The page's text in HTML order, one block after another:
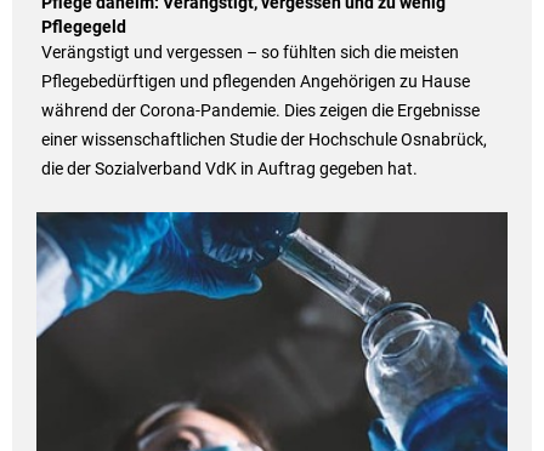
Pflegegeld
Verängstigt und vergessen – so fühlten sich die meisten
Pflegebedürftigen und pflegenden Angehörigen zu Hause
während der Corona-Pandemie. Dies zeigen die Ergebnisse
einer wissenschaftlichen Studie der Hochschule Osnabrück,
die der Sozialverband VdK in Auftrag gegeben hat.